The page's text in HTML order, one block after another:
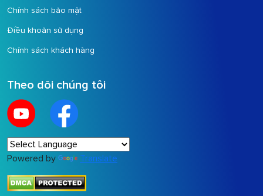
Chính sách bảo mật
Điều khoản sử dụng
Chính sách khách hàng
Theo dõi chúng tôi
Powered by Translate